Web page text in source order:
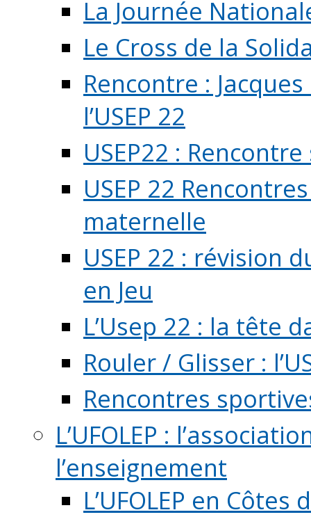
La Journée
Le Cross de la
Rencontre :
l’USEP 22
USEP22 :
USEP 22
maternelle
USEP 22 : révision
en Jeu
L’Usep 22 : la tête
Rouler / Glisser :
Rencontres
L’UFOLEP :
l’enseignement
L’UFOLEP en Côtes